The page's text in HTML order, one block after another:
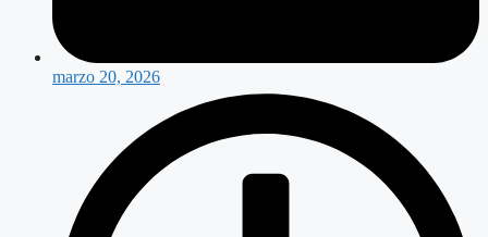
marzo 20, 2026